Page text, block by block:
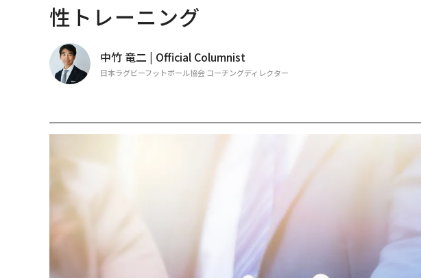
性トレーニング
中竹 竜二 | Official Columnist
日本ラグビーフットボール協会 コーチングディレクター